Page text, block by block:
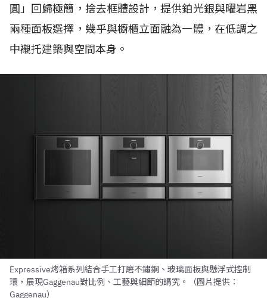
圓」回歸極簡，捨去框體設計，提供鉑光銀與曜岩黑
兩種面板選擇，幾乎與櫥櫃立面融為一體，在低調之
中襯托建築與空間本身。
Expressive烤箱系列結合手工打磨不鏽鋼、玻璃面板與懸浮式控制
環，展現Gaggenau對比例、工藝與細節的講究。（圖片提供：
Gaggenau）